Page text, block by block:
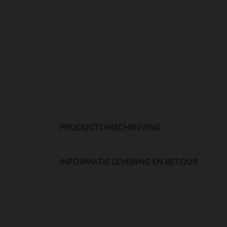
PRODUCTOMSCHRIJVING
INFORMATIE LEVERING EN RETOUR